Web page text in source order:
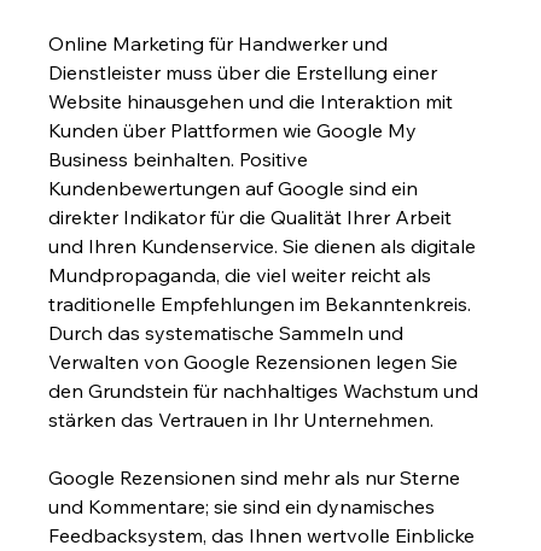
Online Marketing für Handwerker und
Dienstleister muss über die Erstellung einer
Website hinausgehen und die Interaktion mit
Kunden über Plattformen wie Google My
Business beinhalten. Positive
Kundenbewertungen auf Google sind ein
direkter Indikator für die Qualität Ihrer Arbeit
und Ihren Kundenservice. Sie dienen als digitale
Mundpropaganda, die viel weiter reicht als
traditionelle Empfehlungen im Bekanntenkreis.
Durch das systematische Sammeln und
Verwalten von Google Rezensionen legen Sie
den Grundstein für nachhaltiges Wachstum und
stärken das Vertrauen in Ihr Unternehmen.
Google Rezensionen sind mehr als nur Sterne
und Kommentare; sie sind ein dynamisches
Feedbacksystem, das Ihnen wertvolle Einblicke